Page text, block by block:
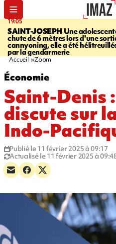
19:05
SAINT-JOSEPH Une
chute de 6 mètres lors d'une
cannyoning, elle a été
par la gendarmerie
Accueil Zoom
Économie
Saint-Denis
discute sur
Indo-
Publié le 11 février 2025 à 09:17
Actualisé le 11 février 2025 à